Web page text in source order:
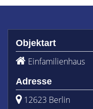
Objektart
Einfamilienhaus
Adresse
12623 Berlin